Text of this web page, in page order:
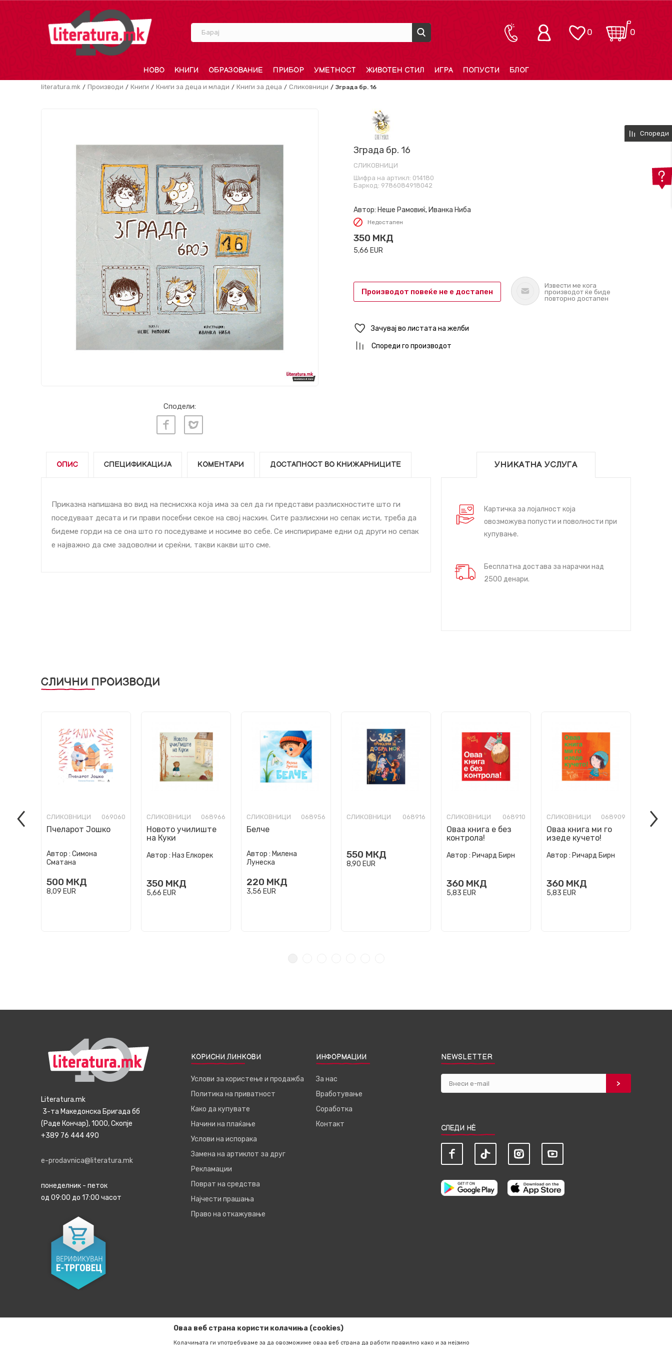
Барај 0
0
НОВО КНИГИ ОБРАЗОВАНИЕ ПРИБОР УМЕТНОСТ ЖИВОТЕН СТИЛ ИГРА ПОПУСТИ БЛОГ
literatura.mk Производи Книги Книги за деца и млади Книги за деца Сликовници Зграда бр. 16
Сподели:
Зграда бр. 16
СЛИКОВНИЦИ
Шифра на артикл: 014180
Баркод: 9786084918042
Автор: Неше Рамовиќ, Иванка Ниба
Недостапен
350 МКД
5,66 EUR
Производот повеќе не е достапен
Извести ме кога
производот ќе биде
повторно достапен
Зачувај во листата на желби
Спореди го производот
ОПИС СПЕЦИФИКАЦИЈА КОМЕНТАРИ ДОСТАПНОСТ ВО КНИЖАРНИЦИТЕ
Приказна напишана во вид на песниcхка која има за cел да ги представи разлиcхностите што ги
поседуваат деcата и ги прави посебни секое на свој наcхин. Сите разлиcхни но сепак исти, треба да
бидеме горди на се она што го поседуваме и носиме во себе. Се инспирираме едни од други но сепак
е најважно да сме задоволни и среќни, такви какви што сме.
УНИКАТНА УСЛУГА
Картичка за лојалност која
овозможува попусти и поволности при
купување.
Бесплатна достава за нарачки над
2500 денари.
СЛИЧНИ ПРОИЗВОДИ
СЛИКОВНИЦИ 069060
Пчеларот Јошко
Автор : Симона
Сматана
500 МКД
8,09 EUR
СЛИКОВНИЦИ 068966
Новото училиште
на Куки
Автор : Наз Елкорек
350 МКД
5,66 EUR
СЛИКОВНИЦИ 068956
Белче
Автор : Милена
Лунеска
220 МКД
3,56 EUR
СЛИКОВНИЦИ 068916
550 МКД
8,90 EUR
СЛИКОВНИЦИ 068910
Оваа книга е без
контрола!
Автор : Ричард Бирн
360 МКД
5,83 EUR
СЛИКОВНИЦИ 068909
Оваа книга ми го
изеде кучето!
Автор : Ричард Бирн
360 МКД
5,83 EUR
Ние
Спореди
Literatura.mk
3-та Македонска Бригада бб
(Раде Кончар), 1000, Скопје
+389 76 444 490
e-prodavnica@literatura.mk
понеделник - петок
од 09:00 до 17:00 часот
КОРИСНИ ЛИНКОВИ
Услови за користење и продажба
Политика на приватност
Како да купувате
Начини на плаќање
Услови на испорака
Замена на артиклот за друг
Рекламации
Поврат на средства
Најчести прашања
Право на откажување
ИНФОРМАЦИИ
За нас
Вработување
Соработка
Контакт
NEWSLETTER
СЛЕДИ НЀ
Оваа веб страна користи колачиња (cookies)
Колачињата ги употребуваме за да овозможиме оваа веб страна да работи правилно како и за нејзино